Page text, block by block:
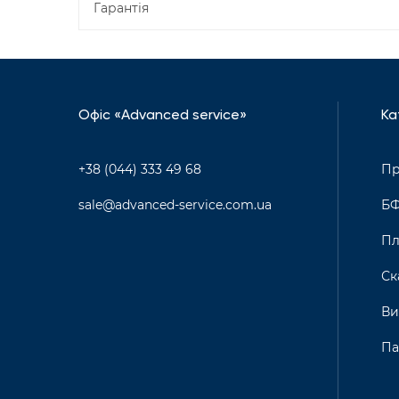
Гарантія
Офіс «Advanced service»
+38 (044) 333 49 68
sale@advanced-service.com.ua